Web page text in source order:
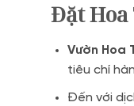
Đặt
Vườn Hoa
tiêu chí
Đến với